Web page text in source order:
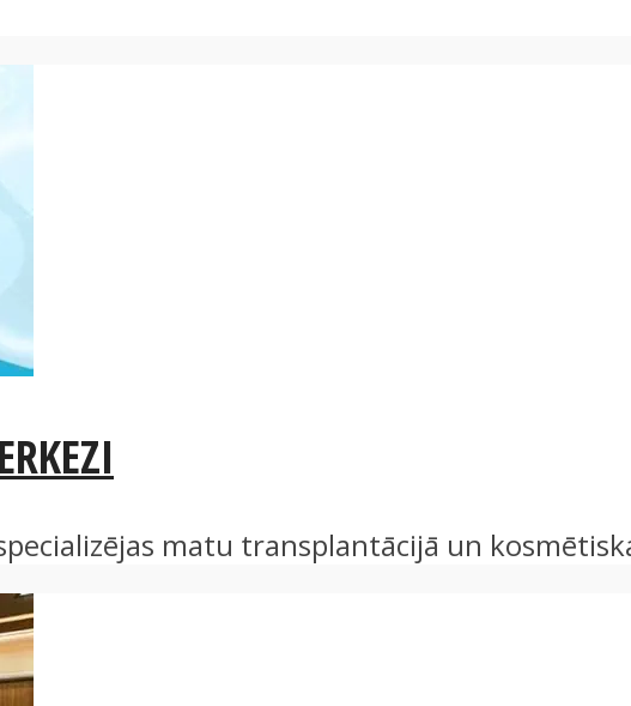
matu transplantācijā un